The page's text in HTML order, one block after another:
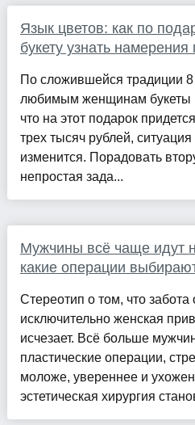
Язык цветов: как по
букету узнать
По сложившейся традиции
любимым женщинам букеты
что на этот подарок
трех тысяч рублей,
изменится. Порадовать
непростая зада...
Мужчины всё чаще идут
какие операции
Стереотип о том, что
исключительно женская
исчезает. Всё больше
пластические операции,
моложе, увереннее и
эстетическая хирургия